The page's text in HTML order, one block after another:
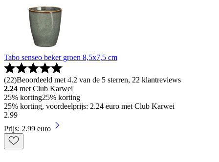
Tabo senseo beker groen 8,5x7,5 cm
(22)Beoordeeld met 4.2 van de 5 sterren, 22 klantreviews
2.24 met Club Karwei
25% korting25% korting
25% korting, voordeelprijs: 2.24 euro met Club Karwei
2.99
Prijs: 2.99 euro